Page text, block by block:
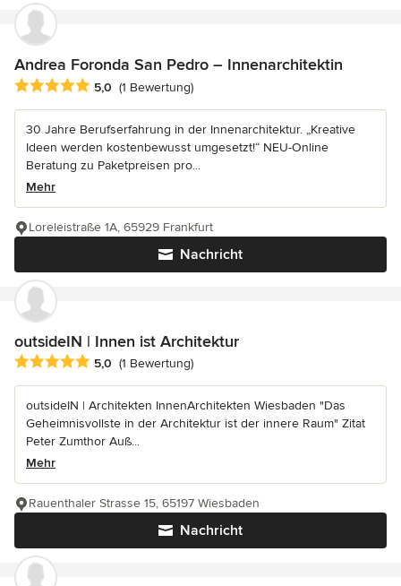
Andrea Foronda San Pedro – Innenarchitektin
Durchschnittliche Bewertung: 5 von 5 Sternen
5,0 (1 Bewertung)
30 Jahre Berufserfahrung in der Innenarchitektur. „Kreative
Ideen werden kostenbewusst umgesetzt!“ NEU-Online
Beratung zu Paketpreisen pro...
Mehr
Nachricht
Loreleistraße 1A, 65929 Frankfurt
outsideIN | Innen ist Architektur
Durchschnittliche Bewertung: 5 von 5 Sternen
5,0 (1 Bewertung)
outsideIN | Architekten InnenArchitekten Wiesbaden "Das
Geheimnisvollste in der Architektur ist der innere Raum" Zitat
Peter Zumthor Auß...
Mehr
Nachricht
Rauenthaler Strasse 15, 65197 Wiesbaden